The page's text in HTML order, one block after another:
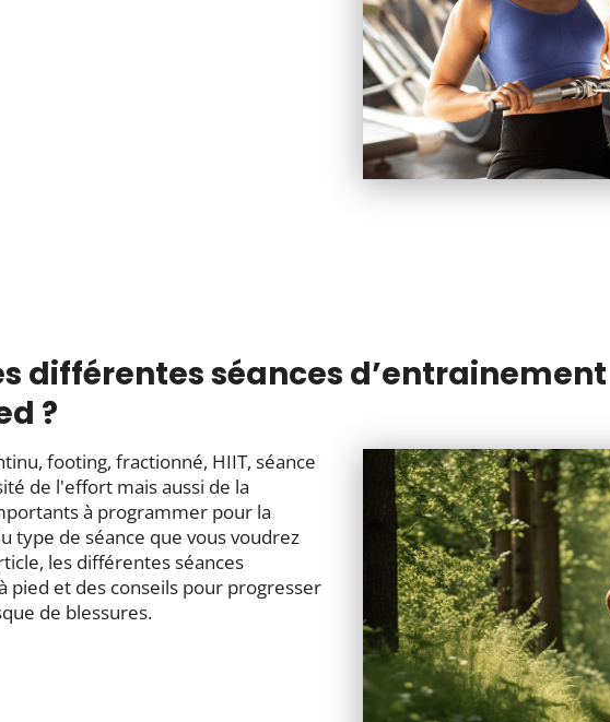
différentes séances d’entrainement
?
footing, fractionné, HIIT, séance
de l'effort mais aussi de la
à programmer pour la
type de séance que vous voudrez
les différentes séances
pied et des conseils pour progresser
de blessures.